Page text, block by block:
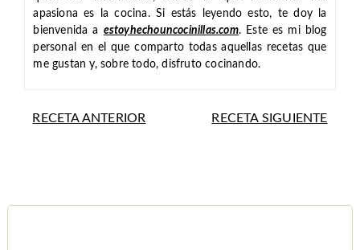
apasiona es la cocina. Si estás leyendo esto, te doy la
bienvenida a estoyhechouncocinillas.com. Este es mi blog
personal en el que comparto todas aquellas recetas que
me gustan y, sobre todo, disfruto cocinando.
RECETA ANTERIOR RECETA SIGUIENTE